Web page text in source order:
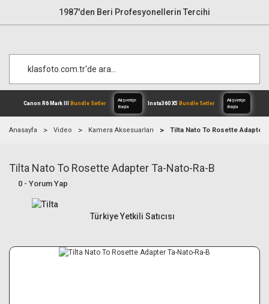
1987'den Beri Profesyonellerin Tercihi
Canon R6 Mark IIIBundle Setler
Alışverişe
Anasayfa Video Kamera Aksesuarları Tilta Nato To Rosette Adapter
Tilta Nato To Rosette Adapter Ta-Nato-Ra-B
0 - Yorum Yap
Türkiye Yetkili Satıcısı